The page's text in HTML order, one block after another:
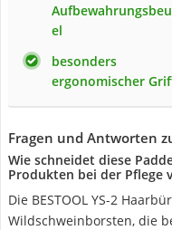
el
besonders
ergonomischer
Fragen und Antworten
Wie schneidet diese
Produkten bei der Pflege
Die BESTOOL YS-2
Wildschweinborsten, die